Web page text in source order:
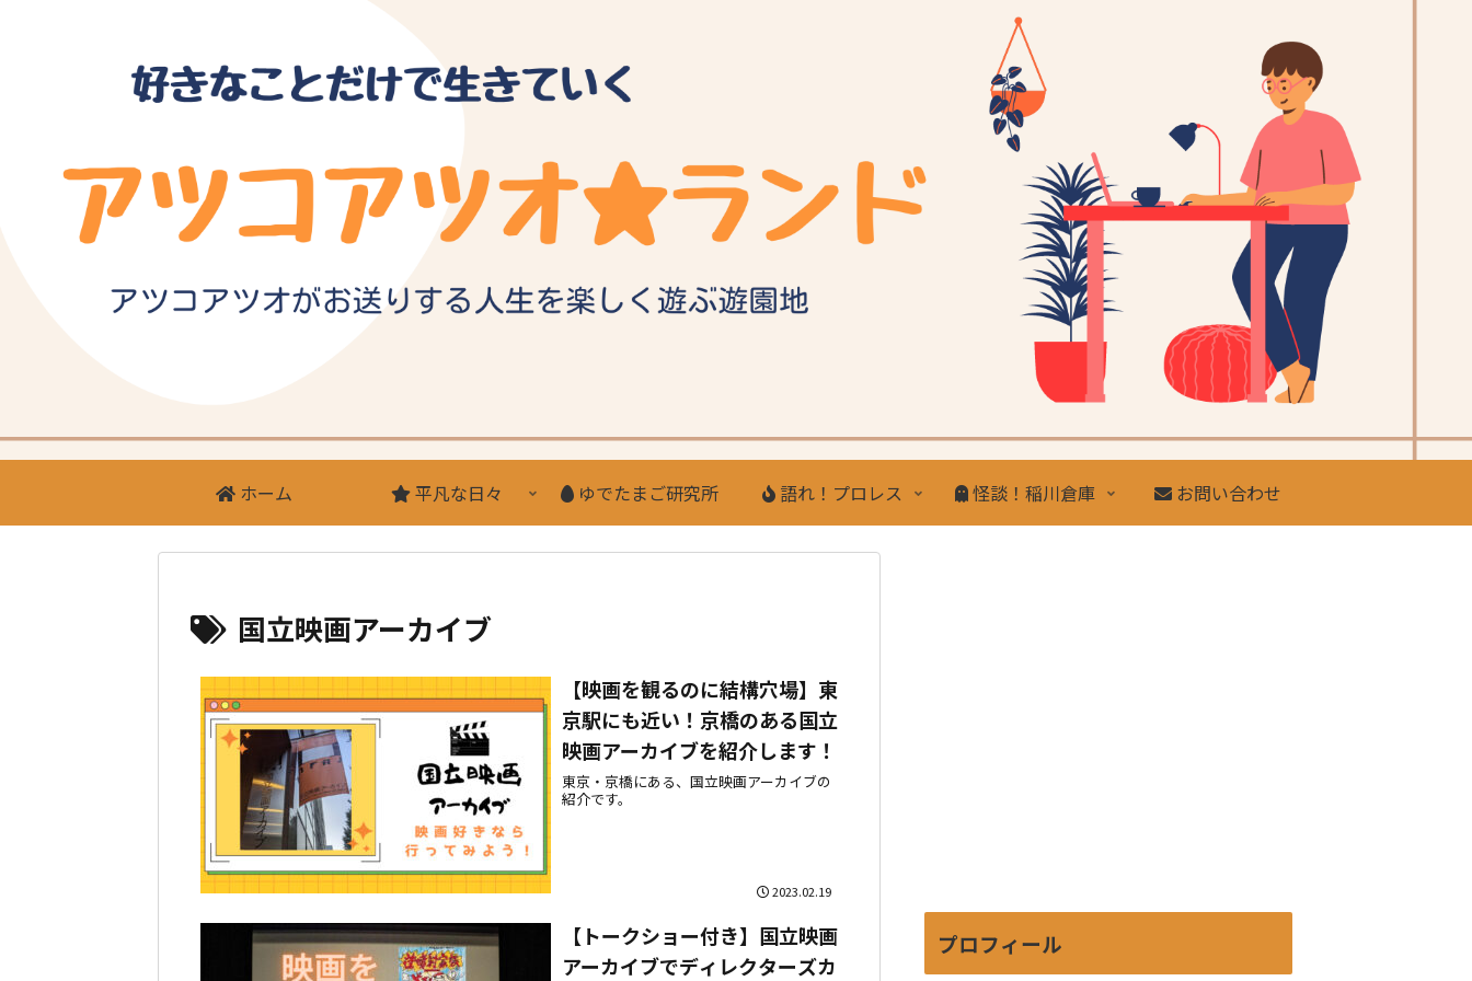
ホーム 平凡な日々 ゆでたまご研究所 語れ！プロレス 怪談！稲川倉庫 お問い合わせ
国立映画アーカイブ
【映画を観るのに結構穴場】東
京駅にも近い！京橋のある国立
映画アーカイブを紹介します！
東京・京橋にある、国立映画アーカイブの
紹介です。
2023.02.19
【トークショー付き】国立映画
アーカイブでディレクターズカ
プロフィール